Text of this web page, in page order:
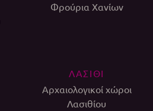
Φρούρια Χανίων
ΛΑΣΙΘΙ
Αρχαιολογικοί χώροι
Λασιθίου